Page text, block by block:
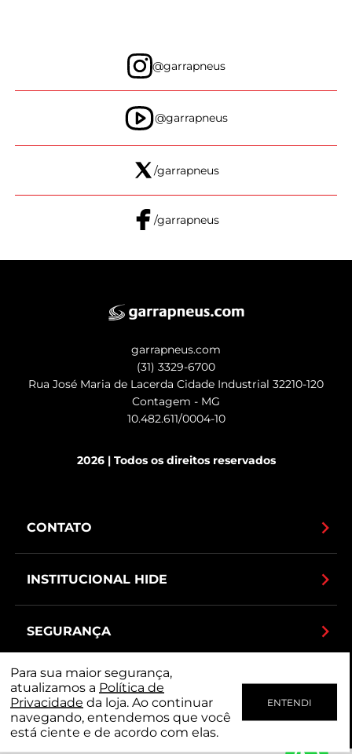
Para sua maior segurança,
atualizamos a Política de
Privacidade da loja. Ao continuar
navegando, entendemos que você
está ciente e de acordo com elas.
ENTENDI
@garrapneus
@garrapneus
/garrapneus
/garrapneus
garrapneus.com
(31) 3329-6700
Rua José Maria de Lacerda Cidade Industrial 32210-120
Contagem - MG
10.482.611/0004-10
2026 | Todos os direitos reservados
CONTATO
INSTITUCIONAL HIDE
SEGURANÇA
MEIOS DE PAGAMENTO